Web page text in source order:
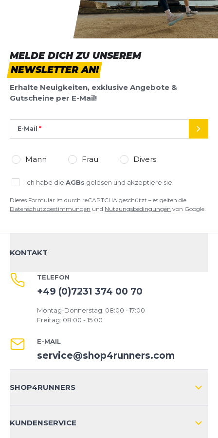
Rezension
Dieses Formular ist durch reCAPTCHA geschützt – es gelten die
Datenschutzbestimmungenund Nutzungsbedingungen
MELDE DICH ZU UNSEREM
NEWSLETTER AN!
Erhalte Neuigkeiten, exklusive Angebote &
Gutscheine per E-Mail!
E-Mail
Mann Frau Divers
Ich habe die AGBs gelesen und akzeptiere sie.
Dieses Formular ist durch reCAPTCHA geschützt – es gelten die
Datenschutzbestimmungen und Nutzungsbedingungen von Google.
KONTAKT
TELEFON
+49 (0)7231 374 00 70
Montag-Donnerstag: 08:00 - 17:00
Freitag: 08:00 - 15:00
E-MAIL
service@shop4runners.com
SHOP4RUNNERS
KUNDENSERVICE